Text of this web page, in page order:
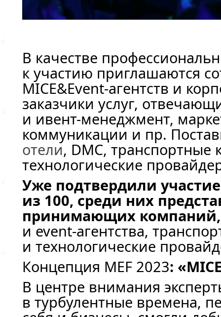
В качестве
к участию приглашаются
MICE&Event-агентств и
заказчики услуг,
и ивент-менеджмент,
коммуникации и пр.
отели, DMC,
технологические
Уже подтвердили
из 100, среди них
принимающих компаний,
иevent-агентства,
и технологические
Концепция MEF 2023:
В центре внимания
в турбулентные времена,